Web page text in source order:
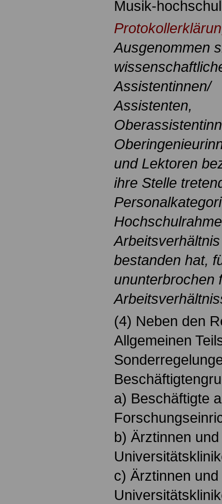
Musik-
Ausgenommen
Assistentinnen/
Assistenten,
und Lektoren
ihre Stelle
bestanden hat,
ununterbrochen
(4) Neben den
Allgemeinen
a) Beschäftigte
b) Ärztinnen
c) Ärztinnen